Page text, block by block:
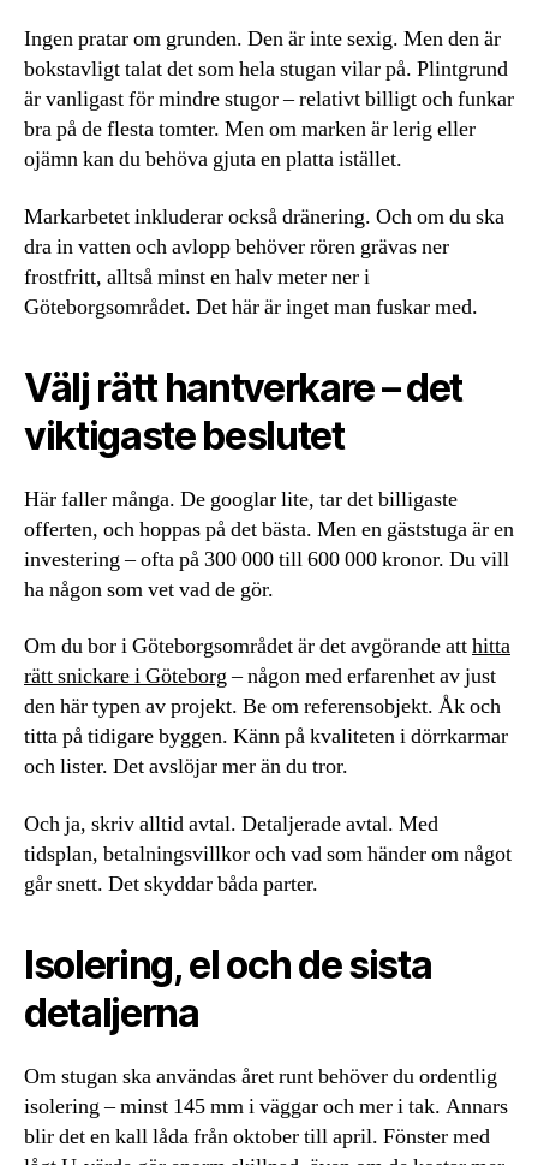
Ingen pratar om grunden. Den är inte sexig. Men den är
bokstavligt talat det som hela stugan vilar på. Plintgrund
är vanligast för mindre stugor – relativt billigt och funkar
bra på de flesta tomter. Men om marken är lerig eller
ojämn kan du behöva gjuta en platta istället.
Markarbetet inkluderar också dränering. Och om du ska
dra in vatten och avlopp behöver rören grävas ner
frostfritt, alltså minst en halv meter ner i
Göteborgsområdet. Det här är inget man fuskar med.
Välj rätt hantverkare – det
viktigaste beslutet
Här faller många. De googlar lite, tar det billigaste
offerten, och hoppas på det bästa. Men en gäststuga är en
investering – ofta på 300 000 till 600 000 kronor. Du vill
ha någon som vet vad de gör.
Om du bor i Göteborgsområdet är det avgörande atthitta
rätt snickare i Göteborg– någon med erfarenhet av just
den här typen av projekt. Be om referensobjekt. Åk och
titta på tidigare byggen. Känn på kvaliteten i dörrkarmar
och lister. Det avslöjar mer än du tror.
Och ja, skriv alltid avtal. Detaljerade avtal. Med
tidsplan, betalningsvillkor och vad som händer om något
går snett. Det skyddar båda parter.
Isolering, el och de sista
detaljerna
Om stugan ska användas året runt behöver du ordentlig
isolering – minst 145 mm i väggar och mer i tak. Annars
blir det en kall låda från oktober till april. Fönster med